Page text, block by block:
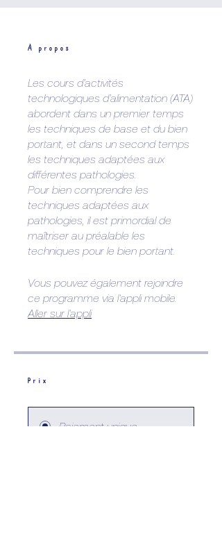
À propos
Les cours d’activités
technologiques d’alimentation (ATA)
abordent dans un premier temps
les techniques de base et du bien
portant, et dans un second temps
les techniques adaptées aux
différentes pathologies.
Pour bien comprendre les
techniques adaptées aux
pathologies, il est primordial de
maîtriser au préalable les
techniques pour le bien portant.
Vous pouvez également rejoindre
ce programme via l'appli mobile.
Aller sur l'appli
Prix
Paiement unique